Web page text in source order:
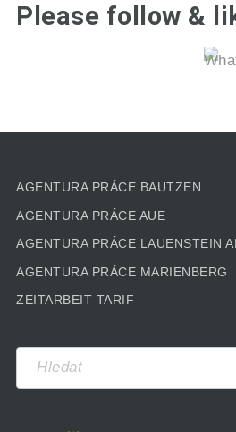
Please follow &
AGENTURA PRÁCE BAUTZEN
AGENTURA PRÁCE AUE
AGENTURA PRÁCE LAUENSTEIN
AGENTURA PRÁCE MARIENBERG
ZEITARBEIT TARIF